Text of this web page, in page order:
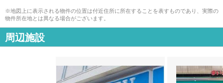
※地図上に表示される物件の位置は付近住所に所在することを表すものであり、実際の
物件所在地とは異なる場合がございます。
周辺施設